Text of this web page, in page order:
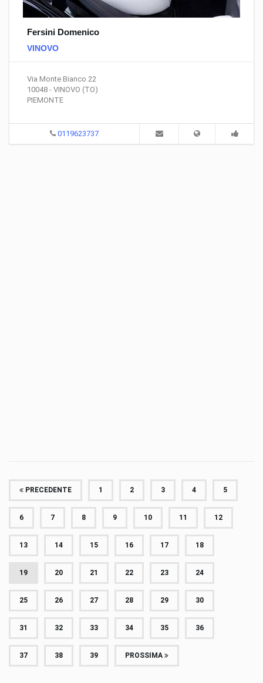
Fersini Domenico
VINOVO
Via Monte Bianco 22
10048 - VINOVO (TO)
PIEMONTE
0119623737
PRECEDENTE 1 2 3 4 5
6 7 8 9 10 11 12
13 14 15 16 17 18
19 20 21 22 23 24
25 26 27 28 29 30
31 32 33 34 35 36
37 38 39 PROSSIMA